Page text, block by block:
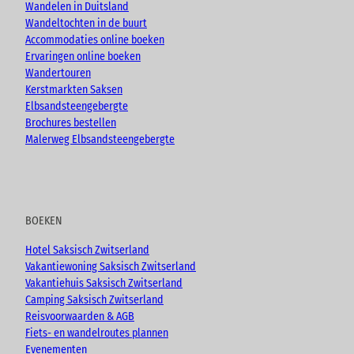
k
a
m
Wandelen in Duitsland
Wandeltochten in de buurt
Accommodaties online boeken
Ervaringen online boeken
Wandertouren
Kerstmarkten Saksen
Elbsandsteengebergte
Brochures bestellen
Malerweg Elbsandsteengebergte
BOEKEN
Hotel Saksisch Zwitserland
Vakantiewoning Saksisch Zwitserland
Vakantiehuis Saksisch Zwitserland
Camping Saksisch Zwitserland
Reisvoorwaarden & AGB
Fiets- en wandelroutes plannen
Evenementen